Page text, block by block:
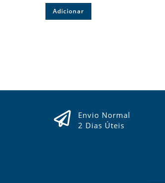
Adicionar
Envio Normal
2 Dias Úteis